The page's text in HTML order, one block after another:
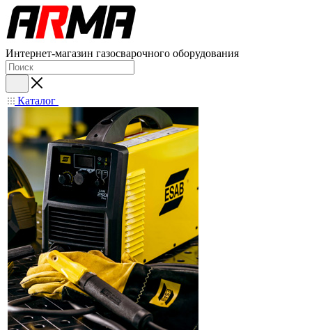
Интернет-магазин газосварочного оборудования
Каталог